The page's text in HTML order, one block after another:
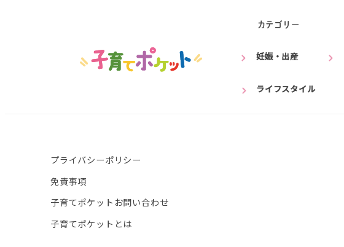
カテゴリー
妊娠・出産
ライフスタイル
プライバシーポリシー
免責事項
子育てポケットお問い合わせ
子育てポケットとは